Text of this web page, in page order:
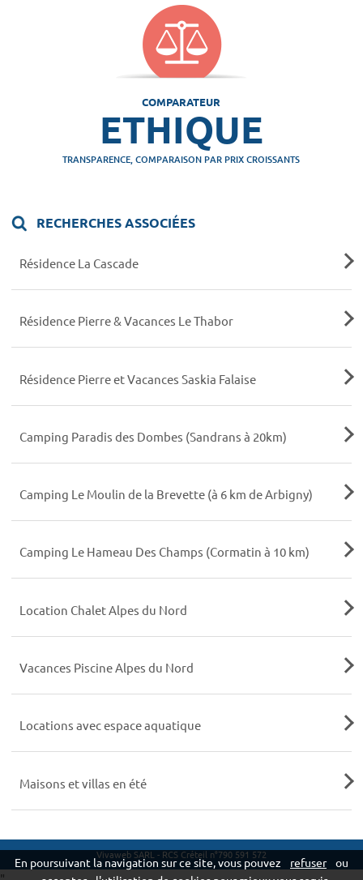
COMPARATEUR
ETHIQUE
TRANSPARENCE, COMPARAISON PAR PRIX CROISSANTS
RECHERCHES ASSOCIÉES
Résidence La Cascade
Résidence Pierre & Vacances Le Thabor
Résidence Pierre et Vacances Saskia Falaise
Camping Paradis des Dombes (Sandrans à 20km)
Camping Le Moulin de la Brevette (à 6 km de Arbigny)
Camping Le Hameau Des Champs (Cormatin à 10 km)
Location Chalet Alpes du Nord
Vacances Piscine Alpes du Nord
Locations avec espace aquatique
Maisons et villas en été
Vivaweb SARL - RCS Créteil n°790 591 572
En poursuivant la navigation sur ce site, vous pouvez refuser
ou